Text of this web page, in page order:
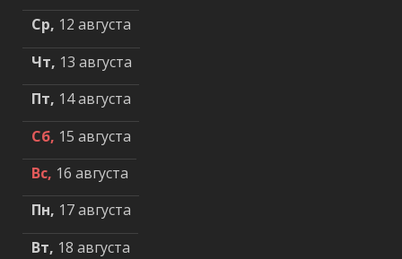
Ср, 12 августа
Чт, 13 августа
Пт, 14 августа
Сб, 15 августа
Вс, 16 августа
Пн, 17 августа
Вт, 18 августа